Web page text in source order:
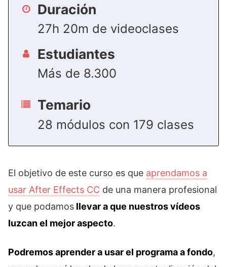
Duración
27h 20m de videoclases
Estudiantes
Más de 8.300
Temario
28 módulos con 179 clases
El objetivo de este curso es que aprendamos a
usar After Effects CC de una manera profesional
y que podamos llevar a que nuestros vídeos
luzcan el mejor aspecto.
Podremos aprender a usar el programa a fondo,